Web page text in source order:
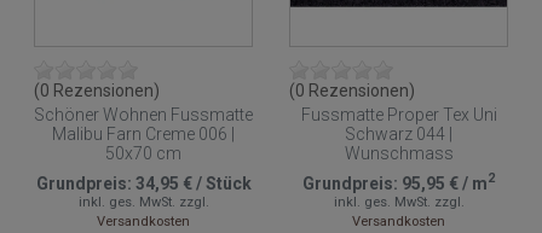
(0 Rezensionen)
Schöner Wohnen Fussmatte
Malibu Farn Creme 006 |
50x70 cm
Grundpreis: 34,95 €/Stück
inkl. ges. MwSt. zzgl.
Versandkosten
(0 Rezensionen)
Fussmatte Proper Tex Uni
Schwarz 044 |
Wunschmass
Grundpreis: 95,95 €/ m2
inkl. ges. MwSt. zzgl.
Versandkosten